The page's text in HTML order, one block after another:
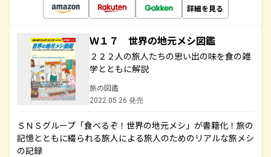
詳細を見る
Ｗ１７ 世界の地元メシ図鑑
２２２人の旅人たちの思い出の味を食の雑
学とともに解説
旅の図鑑
2022.05.26 発売
ＳＮＳグループ「食べるぞ！世界の地元メシ」が書籍化！旅の
記憶とともに綴られる旅人による旅人のためのリアルな旅メシ
の記録